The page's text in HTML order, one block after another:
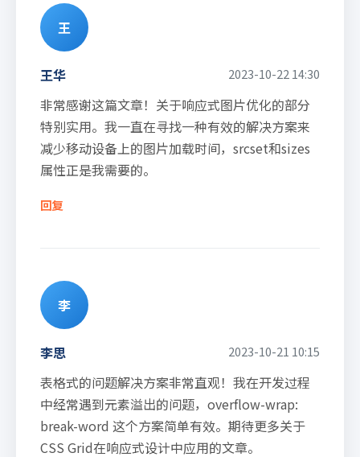
王
王华 2023-10-22 14:30
非常感谢这篇文章！关于响应式图片优化的部分
特别实用。我一直在寻找一种有效的解决方案来
减少移动设备上的图片加载时间，srcset和sizes
属性正是我需要的。
回复
李
李思 2023-10-21 10:15
表格式的问题解决方案非常直观！我在开发过程
中经常遇到元素溢出的问题，overflow-wrap:
break-word 这个方案简单有效。期待更多关于
CSS Grid在响应式设计中应用的文章。